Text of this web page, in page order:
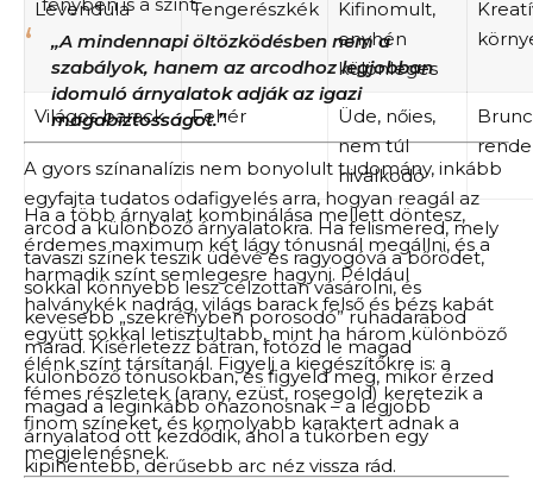
fényben is a színt.
„A mindennapi öltözködésben nem a
szabályok, hanem az arcodhoz legjobban
idomuló árnyalatok adják az igazi
magabiztosságot.”
A gyors színanalízis nem bonyolult tudomány, inkább
egyfajta tudatos odafigyelés arra, hogyan reagál az
arcod a különböző árnyalatokra. Ha felismered, mely
tavaszi színek teszik üdévé és ragyogóvá a bőrödet,
sokkal könnyebb lesz célzottan vásárolni, és
kevesebb „szekrényben porosodó” ruhadarabod
marad. Kísérletezz bátran, fotózd le magad
különböző tónusokban, és figyeld meg, mikor érzed
magad a leginkább önazonosnak – a legjobb
árnyalatod ott kezdődik, ahol a tükörben egy
kipihentebb, derűsebb arc néz vissza rád.
Levendula Tengerészkék
Kifinomult,
enyhén
különleges
Világos barack Fehér
Üde, nőies,
nem túl
hivalkodó
Ha a több árnyalat kombinálása mellett döntesz,
érdemes maximum két lágy tónusnál megállni, és a
harmadik színt semlegesre hagyni. Például
halványkék nadrág, világs barack felső és bézs kabát
együtt sokkal letisztultabb, mint ha három különböző
élénk színt társítanál. Figyelj a kiegészítőkre is: a
fémes részletek (arany, ezüst, rosegold) keretezik a
finom színeket, és komolyabb karaktert adnak a
megjelenésnek.